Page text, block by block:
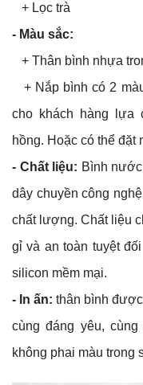
+ Lọc trà
- Màu sắc:
+ Thân bình nhựa
+ Nắp bình có 2
cho khách hàng lựa
hồng. Hoặc có thể đặt
- Chất liệu: Bình
dây chuyền công
chất lượng. Chất liệu
gỉ và an toàn tuyệt
silicon mềm mại.
- In ấn:thân bình
cùng đáng yêu,
không phai màu trong